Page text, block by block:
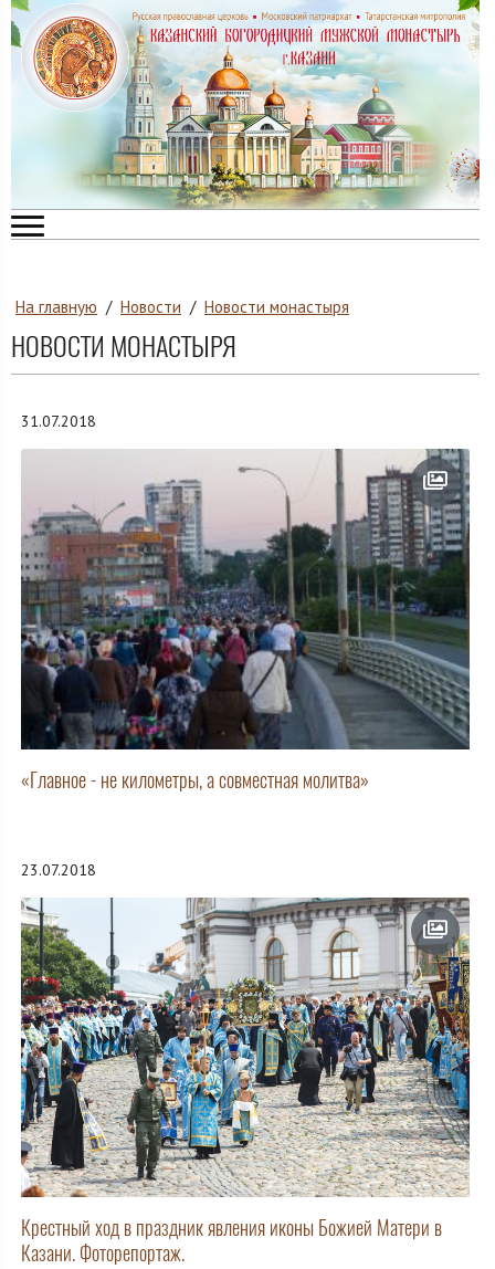
На главную / Новости / Новости монастыря
НОВОСТИ МОНАСТЫРЯ
31.07.2018
«Главное - не километры, а совместная молитва»
23.07.2018
Крестный ход в праздник явления иконы Божией Матери в
Казани. Фоторепортаж.